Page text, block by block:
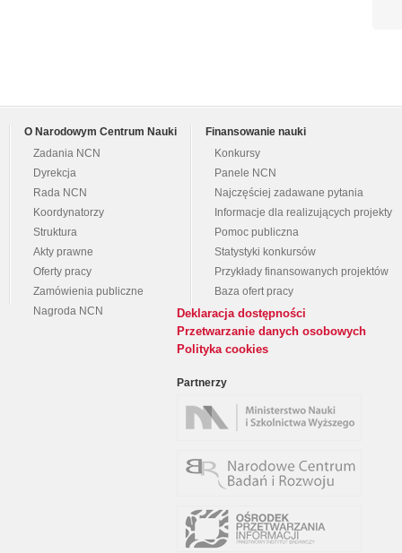
O Narodowym Centrum Nauki
Zadania NCN
Dyrekcja
Rada NCN
Koordynatorzy
Struktura
Akty prawne
Oferty pracy
Zamówienia publiczne
Nagroda NCN
Finansowanie nauki
Konkursy
Panele NCN
Najczęściej zadawane pytania
Informacje dla realizujących projekty
Pomoc publiczna
Statystyki konkursów
Przykłady finansowanych projektów
Baza ofert pracy
Deklaracja dostępności
Przetwarzanie danych osobowych
Polityka cookies
Partnerzy